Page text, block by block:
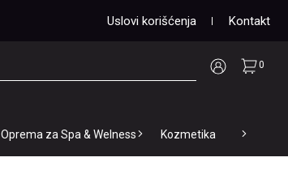
Uslovi korišćenja Kontakt
0
Oprema za Spa & Welness Kozmetika